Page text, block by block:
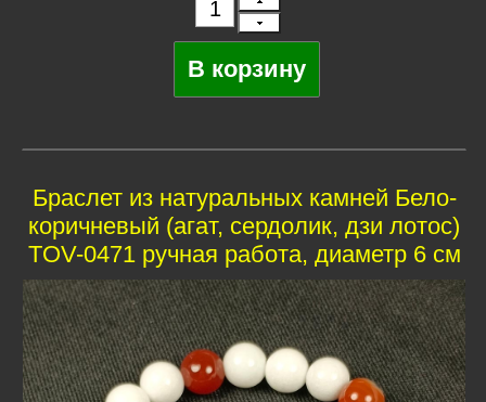
Браслет из натуральных камней Бело-
коричневый (агат, сердолик, дзи лотос)
TOV-0471 ручная работа, диаметр 6 см